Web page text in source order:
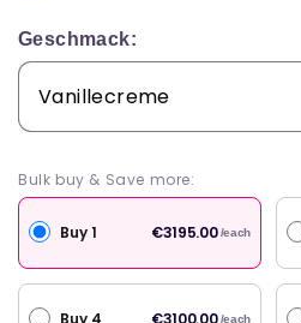
Geschmack:
Bulk buy & Save more:
Buy 1 €3195.00 /each
Buy 4 /each